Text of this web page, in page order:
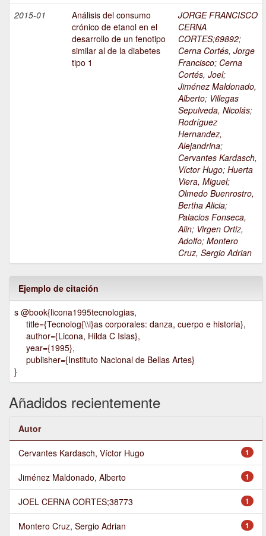
2015-01
Análisis del consumo
crónico de etanol en el
desarrollo de un fenotipo
similar al de la diabetes
tipo 1
JORGE FRANCISCO
CERNA
CORTES;69892;
Cerna Cortés, Jorge
Francisco; Cerna
Cortés, Joel;
Jiménez Maldonado,
Alberto; Villegas
Sepulveda, Nicolás;
Rodríguez
Hernandez,
Alejandrina;
Cervantes Kardasch,
Víctor Hugo; Huerta
Viera, Miguel;
Olmedo Buenrostro,
Bertha Alicia;
Palacios Fonseca,
Alin; Virgen Ortiz,
Adolfo; Montero
Cruz, Sergio Adrian
Ejemplo de citación
s @book{licona1995tecnologias,
title={Tecnolog{\\i}as corporales: danza, cuerpo e historia},
author={Licona, Hilda C Islas},
year={1995},
publisher={Instituto Nacional de Bellas Artes}
}
Añadidos recientemente
Autor
1
Cervantes Kardasch, Víctor Hugo
1
Jiménez Maldonado, Alberto
1
JOEL CERNA CORTES;38773
1
Montero Cruz, Sergio Adrian